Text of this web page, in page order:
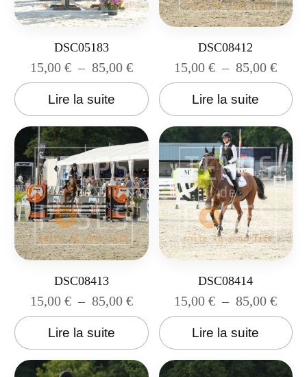
DSC05183
15,00 € – 85,00 €
Lire la suite
DSC08412
15,00€ – 85,00€
Lire la suite
DSC08413
15,00 € – 85,00 €
Lire la suite
DSC08414
15,00€ – 85,00€
Lire la suite